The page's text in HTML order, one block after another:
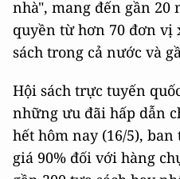
nhà", mang đến gần 20
quyền từ hơn 70 đơn vị
sách trong cả nước và
Hội sách trực tuyến
những ưu đãi hấp dẫn
hết hôm nay (16/5),
giá 90% đối với hàng